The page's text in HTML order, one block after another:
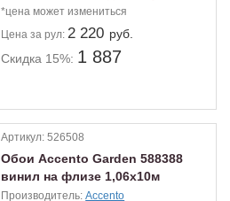
*цена может измениться
Цена за рул:2 220 руб.
Скидка 15%: 1 887
Артикул:526508
Обои Accento Garden 588388
винил на флизе 1,06х10м
Производитель:Accento